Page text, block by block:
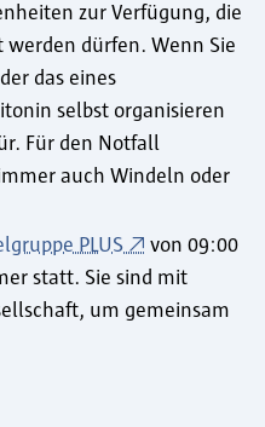
zur Verfügung, die
dürfen. Wenn Sie
das eines
selbst organisieren
Für den Notfall
auch Windeln oder
PLUS
von 09:00
statt. Sie sind mit
um gemeinsam